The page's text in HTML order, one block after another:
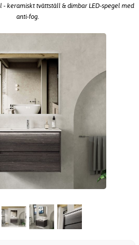
- keramiskt tvättställ & dimbar LED-spegel med
anti-fog.